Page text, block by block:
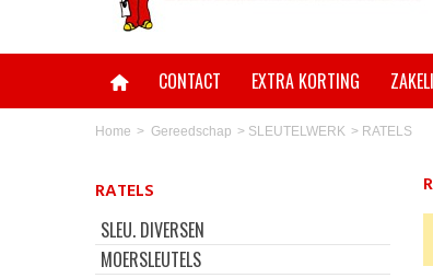
CONTACT EXTRA KORTING
Home > Gereedschap > SLEUTELWERK > RATELS
RATELS
SLEU. DIVERSEN
MOERSLEUTELS